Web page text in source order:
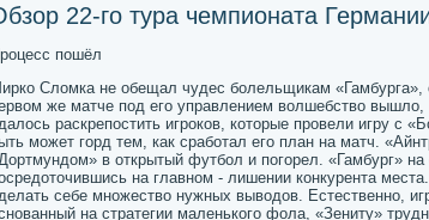
22-го тура чемпионата
пошёл
Сломка не обещал чудес болельщикам
же матче под его управлением волшебство
раскрепостить игроков, которые провели игру с
может горд тем, как сработал его план на матч.
в открытый футбол и погорел. «Гамбург»
на главном - лишении конкурента
себе множество нужных выводов. Естественно,
на стратегии маленького фола, «Зениту»